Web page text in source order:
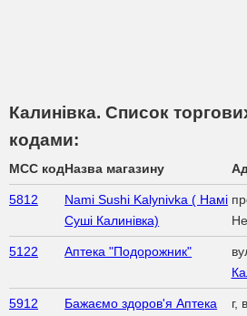
Калинівка. Список
кодами:
MCC кодНазва магазину
5812
Nami Sushi Kalynivka ( Намі
Суші Калинівка)
5122 Аптека "Подорожник"
5912 Бажаємо здоров'я Аптека г,